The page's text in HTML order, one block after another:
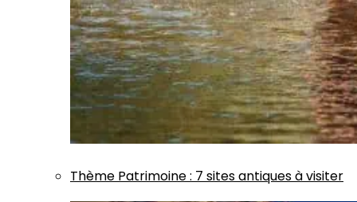
Thème Patrimoine: 7 sites antiques à visiter